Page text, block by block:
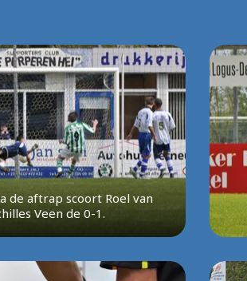
de aftrap scoort Roel van
Veen de 0-1.